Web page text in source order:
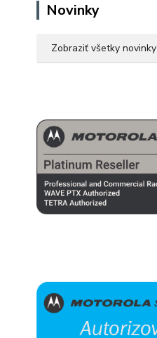
Novinky
Zobraziť všetky novinky